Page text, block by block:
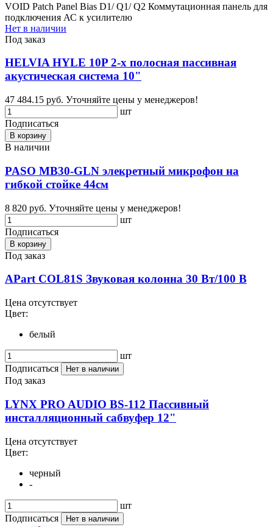
VOID Patch Panel Bias D1/ Q1/ Q2 Коммутационная панель для
подключения АС к усилителю
Нет в наличии
Под заказ
HELVIA HYLE 10P 2-х полосная пассивная
акустическая система 10"
47 484.15 руб. Уточняйте цены у менеджеров!
шт
Подписаться
В корзину
В наличии
PASO MB30-GLN элекретный микрофон на
гибкой стойке 44см
8 820 руб. Уточняйте цены у менеджеров!
шт
Подписаться
В корзину
Под заказ
APart COL81S Звуковая колонна 30 Вт/100 В
Цена отсутствует
Цвет:
белый
шт
Подписаться
Нет в наличии
Под заказ
LYNX PRO AUDIO BS-112 Пассивный
инсталляционный сабвуфер 12"
Цена отсутствует
Цвет:
черный
-
шт
Подписаться
Нет в наличии